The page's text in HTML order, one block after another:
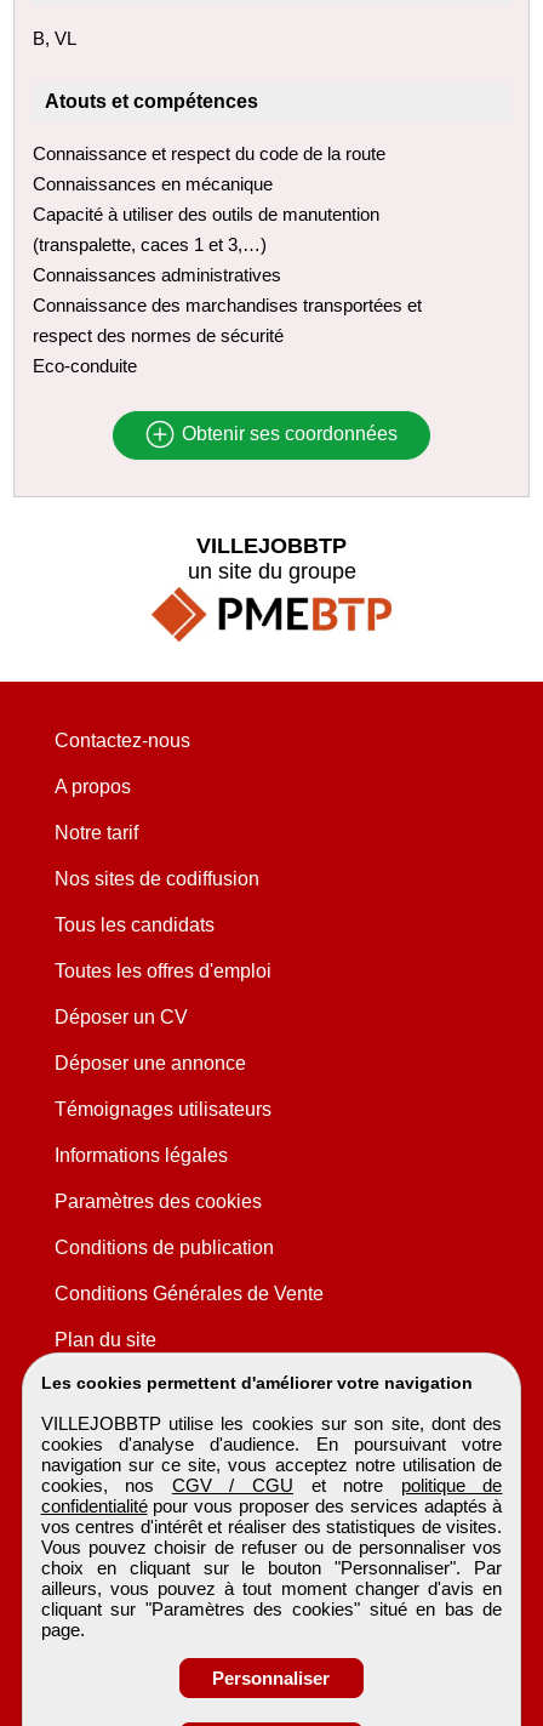
B, VL
Atouts et compétences
Connaissance et respect du code de la route
Connaissances en mécanique
Capacité à utiliser des outils de manutention
(transpalette, caces 1 et 3,…)
Connaissances administratives
Connaissance des marchandises transportées et
respect des normes de sécurité
Eco-conduite
Obtenir ses coordonnées
Les cookies permettent d'améliorer votre navigation
VILLEJOBBTP utilise les cookies sur son site, dont des
cookies d'analyse d'audience. En poursuivant votre
navigation sur ce site, vous acceptez notre utilisation de
cookies, nos CGV / CGU et notre politique de
confidentialitépour vous proposer des services adaptés à
vos centres d'intérêt et réaliser des statistiques de visites.
Vous pouvez choisir de refuser ou de personnaliser vos
choix en cliquant sur le bouton "Personnaliser". Par
ailleurs, vous pouvez à tout moment changer d'avis en
cliquant sur "Paramètres des cookies" situé en bas de
page.
Personnaliser
VILLEJOBBTP
un site du groupe
Contactez-nous
A propos
Notre tarif
Nos sites de codiffusion
Tous les candidats
Toutes les offres d'emploi
Déposer un CV
Déposer une annonce
Témoignages utilisateurs
Informations légales
Paramètres des cookies
Conditions de publication
Conditions Générales de Vente
Plan du site